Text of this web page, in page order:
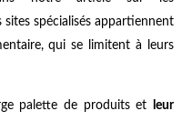
spécialisés appartiennent
qui se limitent à leurs
palette de produits et
leur